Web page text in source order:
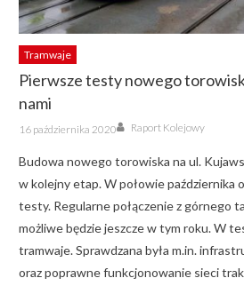
Tramwaje
Pierwsze testy nowego
nami
Posted
on
16 października 2020 Author
Raport Kolejowy
Budowa nowego torowiska na ul.
w kolejny etap. W połowie października
testy. Regularne połączenie z górnego
możliwe będzie jeszcze w tym roku. W
tramwaje. Sprawdzana była m.in.
oraz poprawne funkcjonowanie sieci